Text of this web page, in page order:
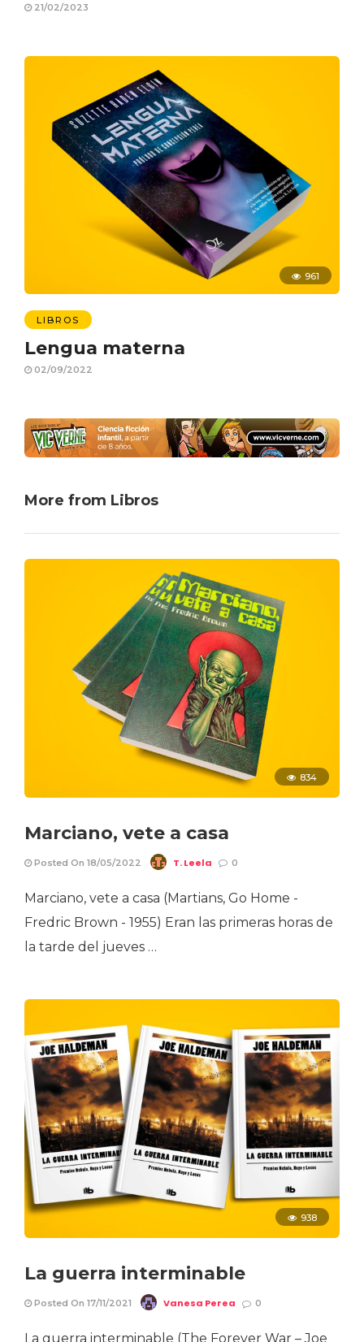
21/02/2023
961
LIBROS
Lengua materna
02/09/2022
More from Libros
834
Marciano, vete a casa
Posted On 18/05/2022 T. Leela 0
Marciano, vete a casa (Martians, Go Home -
Fredric Brown - 1955) Eran las primeras horas de
la tarde del jueves …
938
La guerra interminable
Posted On 17/11/2021 Vanesa Perea 0
La guerra interminable (The Forever War – Joe